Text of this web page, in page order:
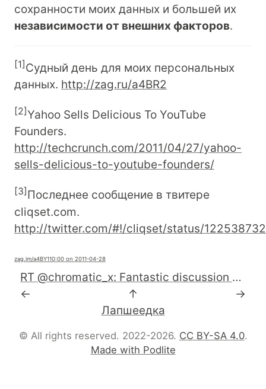
сохранности моих данных и большей их
независимости от внешних факторов.
[1] Судный день для моих персональных
данных. http://zag.ru/a4BR2
[2] Yahoo Sells Delicious To YouTube
Founders.
http://techcrunch.com/2011/04/27/yahoo-
sells-delicious-to-youtube-founders/
[3] Последнее сообщение в твитере
cliqset.com.
http://twitter.com/#!/cliqset/status/
zag.im/a4BY110:00 on 2011-04-28
RT @chromatic_x: Fantastic discussion of the status of #perl 6: http://irclog.perlgeek.de/perl6/2011-04-25#i_3595398
←
↑
→
Лапшеедка
© All rights reserved. 2022-2026. CC BY-SA 4.0.
Made with Podlite